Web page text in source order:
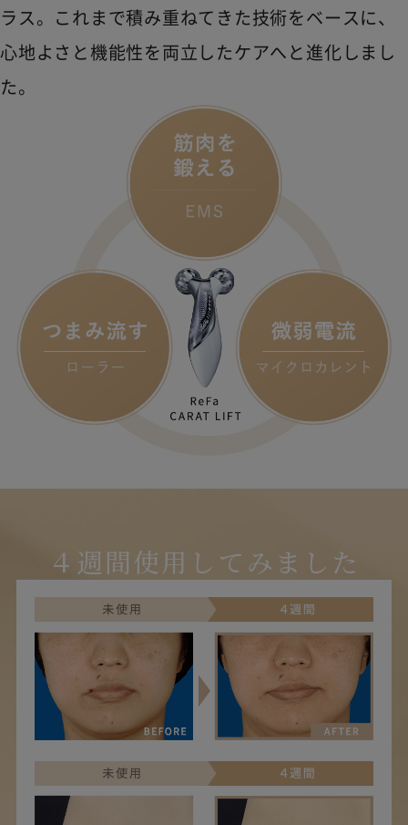
ラス。これまで積み重ねてきた技術をベースに、
心地よさと機能性を両立したケアへと進化しまし
た。
４週間使用してみました